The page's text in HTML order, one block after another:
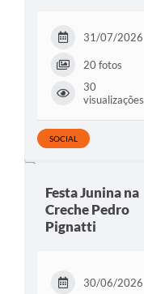
31/07/2026
20 fotos
30
visualizações
SOCIAL
Festa Junina na
Creche Pedro
Pignatti
30/06/2026